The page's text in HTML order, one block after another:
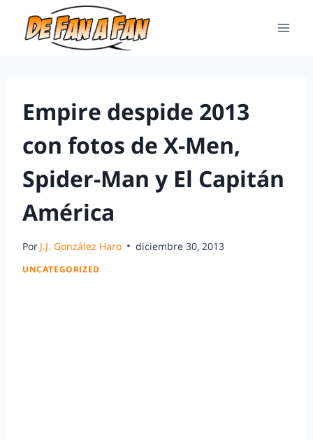
Empire despide 2013
con fotos de X-Men,
Spider-Man y El Capitán
América
Por J.J. González Haro diciembre 30, 2013
UNCATEGORIZED